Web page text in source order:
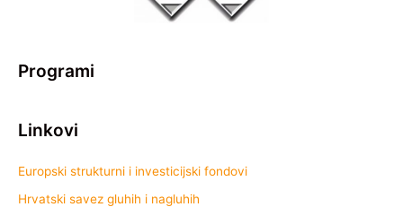
Programi
Linkovi
Europski strukturni i investicijski fondovi
Hrvatski savez gluhih i nagluhih